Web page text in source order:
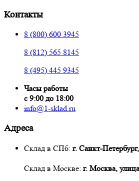
Контакты
8 (800) 600 3945
8 (812) 565 8145
8 (495) 445 9345
Часы работы
с 9:00 до 18:00
info@1-sklad.ru
Адреса
Склад в СПб: г. Санкт-
Склад в Москве: г. Москва,